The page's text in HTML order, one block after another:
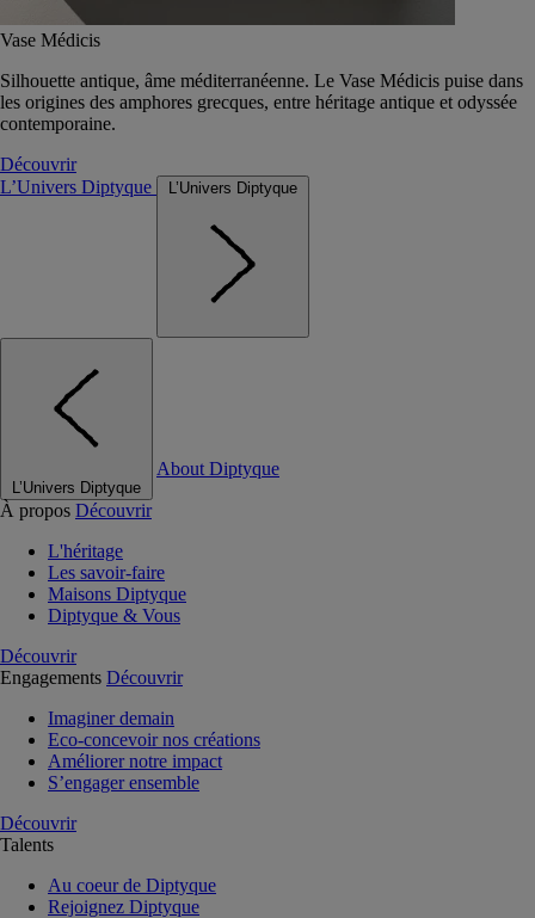
Vase Médicis
Silhouette antique, âme méditerranéenne. Le Vase Médicis puise dans
les origines des amphores grecques, entre héritage antique et odyssée
contemporaine.
Découvrir
L’Univers Diptyque
L’Univers Diptyque
L’Univers Diptyque
About Diptyque
À propos Découvrir
L'héritage
Les savoir-faire
Maisons Diptyque
Diptyque & Vous
Découvrir
Engagements Découvrir
Imaginer demain
Eco-concevoir nos créations
Améliorer notre impact
S’engager ensemble
Découvrir
Talents
Au coeur de Diptyque
Rejoignez Diptyque